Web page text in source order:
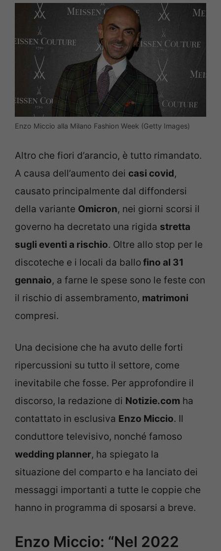
Enzo Miccio alla Milano Fashion Week (Getty Images)
Altro che fiori d’arancio, è tutto rimandato.
A causa dell’aumento dei casi covid,
causato principalmente dal diffondersi
della variante Omicron, nei giorni scorsi il
governo ha decretato una rigida stretta
sugli eventi a rischio. Oltre allo stop per le
discoteche e i locali da ballofino al 31
gennaio, a farne le spese sono le feste con
il rischio di assembramento, matrimoni
compresi.
Una decisione che ha avuto delle forti
ripercussioni su tutto il settore, come
inevitabile che fosse. Per approfondire il
discorso, la redazione di Notizie.com ha
contattato in esclusiva Enzo Miccio. Il
conduttore televisivo, nonché famoso
wedding planner, ha spiegato la
situazione del comparto e ha lanciato dei
messaggi importanti a tutte le coppie che
hanno in programma di sposarsi a breve.
Enzo Miccio: “Nel 2022